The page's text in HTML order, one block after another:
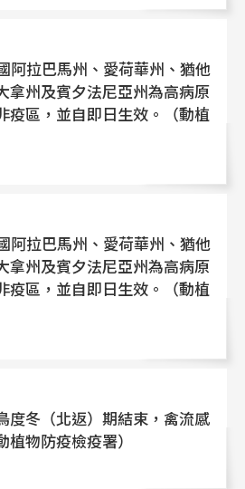
阿拉巴馬州、愛荷華州、猶他
拿州及賓夕法尼亞州為高病原
疫區，並自即日生效。（動植
阿拉巴馬州、愛荷華州、猶他
拿州及賓夕法尼亞州為高病原
疫區，並自即日生效。（動植
度冬（北返）期結束，禽流感
物防疫檢疫署）